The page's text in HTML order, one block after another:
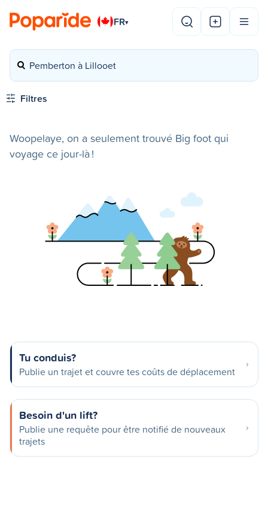
FR▾
Pemberton à Lillooet
Filtres
Woopelaye, on a seulement trouvé Big foot qui
voyage ce jour-là !
Tu conduis?
Publie un trajet et couvre tes coûts de déplacement
Besoin d'un lift?
Publie une requête pour être notifié de nouveaux
trajets